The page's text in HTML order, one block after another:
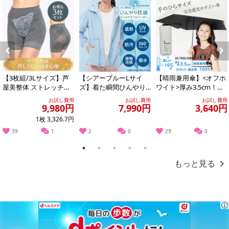
Previous
【3枚組/3Lサイズ】芦
屋美整体 ストレッチス
リムショーツ 【アッシ
お試し費用
9,980円
1枚 3,326.7円
39 1
【シアーブルーLサイ
ズ】着た瞬間ひんやり
快適 シールドクールパ
お試し費用
7,990円
2 0
【晴雨兼用傘】<オフホ
ワイト>厚み3.5cm！手
のひらサイズUVカット
お試し費用
3,640円
29 0
Next
1 2 3 4 5
もっと見る